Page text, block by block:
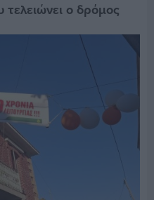
τελειώνει ο δρόμος